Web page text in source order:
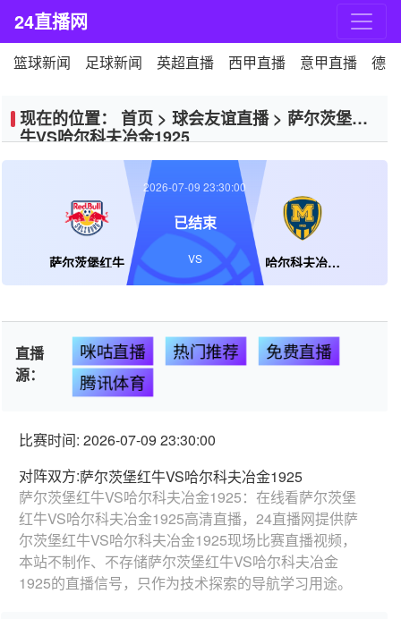
24直播网
篮球新闻 足球新闻 英超直播 西甲直播 意甲直播 德
现在的位置： 首页 > 球会友谊直播> 萨尔茨堡红
牛VS哈尔科夫冶金1925
萨尔茨堡红牛 哈尔科夫冶金1925
2026-07-09 23:30:00
已结束
VS
直播
源：
咪咕直播 热门推荐
免费直播
腾讯体育
比赛时间: 2026-07-09 23:30:00
对阵双方:萨尔茨堡红牛VS哈尔科夫冶金1925
萨尔茨堡红牛VS哈尔科夫冶金1925：在线看萨尔茨堡
红牛VS哈尔科夫冶金1925高清直播，24直播网提供萨
尔茨堡红牛VS哈尔科夫冶金1925现场比赛直播视频，
本站不制作、不存储萨尔茨堡红牛VS哈尔科夫冶金
1925的直播信号，只作为技术探索的导航学习用途。